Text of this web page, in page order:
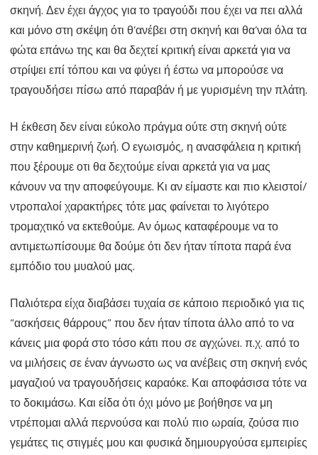
σκηνή. Δεν έχει άγχος για το τραγούδι που έχει να πει αλλά
και μόνο στη σκέψη ότι θ’ανέβει στη σκηνή και θα’ναι όλα τα
φώτα επάνω της και θα δεχτεί κριτική είναι αρκετά για να
στρίψει επί τόπου και να φύγει ή έστω να μπορούσε να
τραγουδήσει πίσω από παραβάν ή με γυρισμένη την πλάτη.
Η έκθεση δεν είναι εύκολο πράγμα ούτε στη σκηνή ούτε
στην καθημερινή ζωή. Ο εγωισμός, η ανασφάλεια η κριτική
που ξέρουμε οτι θα δεχτούμε είναι αρκετά για να μας
κάνουν να την αποφεύγουμε. Κι αν είμαστε και πιο κλειστοί/
ντροπαλοί χαρακτήρες τότε μας φαίνεται το λιγότερο
τρομαχτικό να εκτεθούμε. Αν όμως καταφέρουμε να το
αντιμετωπίσουμε θα δούμε ότι δεν ήταν τίποτα παρά ένα
εμπόδιο του μυαλού μας.
Παλιότερα είχα διαβάσει τυχαία σε κάποιο περιοδικό για τις
“ασκήσεις θάρρους” που δεν ήταν τίποτα άλλο από το να
κάνεις μια φορά στο τόσο κάτι που σε αγχώνει. π.χ. από το
να μιλήσεις σε έναν άγνωστο ως να ανέβεις στη σκηνή ενός
μαγαζιού να τραγουδήσεις καραόκε. Και αποφάσισα τότε να
το δοκιμάσω. Και είδα ότι όχι μόνο με βοήθησε να μη
ντρέπομαι αλλά περνούσα και πολύ πιο ωραία, ζούσα πιο
γεμάτες τις στιγμές μου και φυσικά δημιουργούσα εμπειρίες